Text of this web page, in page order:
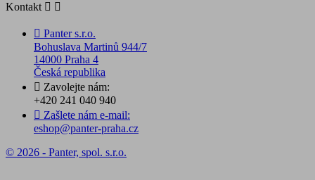
Kontakt  
 Panter s.r.o.
Bohuslava Martinů 944/7
14000 Praha 4
Česká republika
 Zavolejte nám:
+420 241 040 940
 Zašlete nám e-mail:
eshop@panter-praha.cz
© 2026 - Panter, spol. s.r.o.